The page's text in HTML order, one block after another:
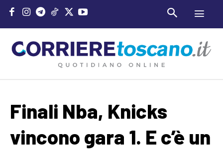
Finali Nba, Knicks
vincono gara 1. E c’è un